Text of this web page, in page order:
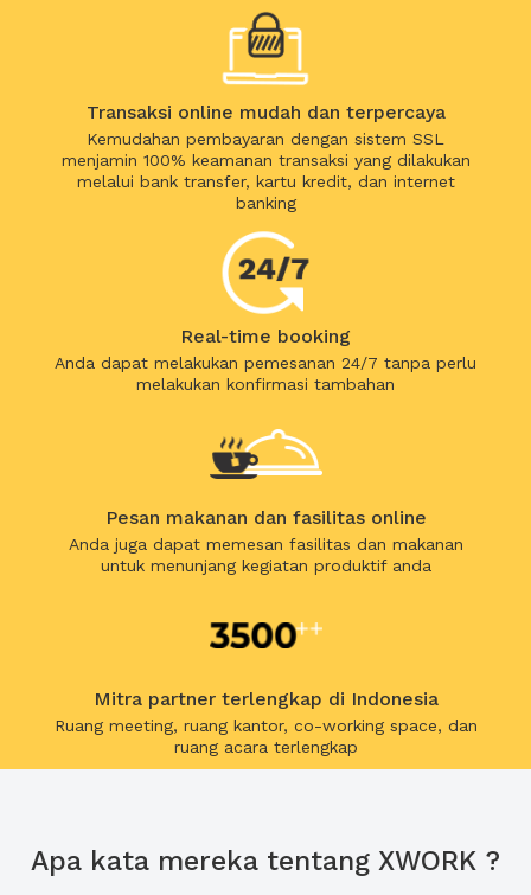
Transaksi online mudah dan terpercaya
Kemudahan pembayaran dengan sistem SSL
menjamin 100% keamanan transaksi yang dilakukan
melalui bank transfer, kartu kredit, dan internet
banking
Real-time booking
Anda dapat melakukan pemesanan 24/7 tanpa perlu
melakukan konfirmasi tambahan
Pesan makanan dan fasilitas online
Anda juga dapat memesan fasilitas dan makanan
untuk menunjang kegiatan produktif anda
Mitra partner terlengkap di Indonesia
Ruang meeting, ruang kantor, co-working space, dan
ruang acara terlengkap
Apa kata mereka tentang XWORK ?